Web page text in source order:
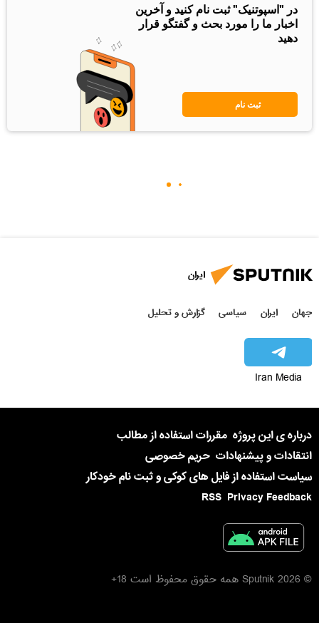
در "اسپوتنیک" ثبت نام کنید و آخرین
اخبار ما را مورد بحث و گفتگو قرار
دهید
ثبت نام
ایران
جهان ایران سیاسی گزارش و تحلیل
Iran Media
درباره ی این پروژه مقررات استفاده از مطالب
انتقادات و پیشنهادات حریم خصوصی
سیاست استفاده از فایل های کوکی و ثبت نام خودکار
Privacy Feedback
RSS
© 2026 Sputnik همه حقوق محفوظ است 18+